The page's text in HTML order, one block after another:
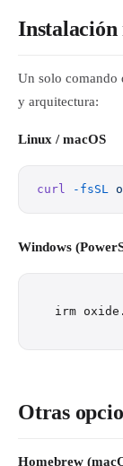
Instalación
Un solo comando
y arquitectura:
Linux / macOS
curl -fsSL
Windows
Otras
Homebrew